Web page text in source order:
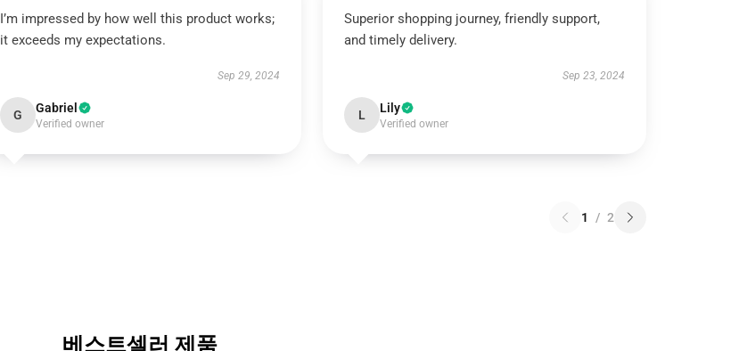
I’m impressed by how well this product works;
it exceeds my expectations.
Sep 29, 2024
G Gabriel
Verified owner
Superior shopping journey, friendly support,
and timely delivery.
Sep 23, 2024
L Lily
Verified owner
1 / 2
베스트셀러 제품